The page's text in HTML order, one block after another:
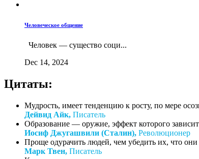
Человеческое общение
Человек — существо соци...
Dec 14, 2024
Цитаты:
Мудрость, имеет тенденцию к росту, по мере
Дейвид Айк, Писатель
Образование — оружие, эффект которого
Иосиф Джугашвили (Сталин), Революционер
Проще одурачить людей, чем убедить их, что
Марк Твен, Писатель